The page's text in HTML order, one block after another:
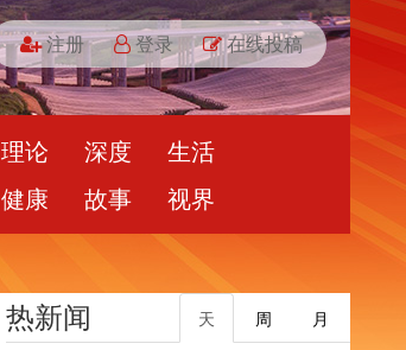
注册 登录 在线投稿
理论 深度
生活
健康
故事 视界
热新闻 月
周
天